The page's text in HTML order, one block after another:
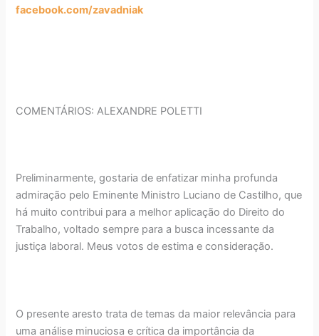
facebook.com/zavadniak
COMENTÁRIOS: ALEXANDRE POLETTI
Preliminarmente, gostaria de enfatizar minha profunda
admiração pelo Eminente Ministro Luciano de Castilho, que
há muito contribui para a melhor aplicação do Direito do
Trabalho, voltado sempre para a busca incessante da
justiça laboral. Meus votos de estima e consideração.
O presente aresto trata de temas da maior relevância para
uma análise minuciosa e crítica da importância da